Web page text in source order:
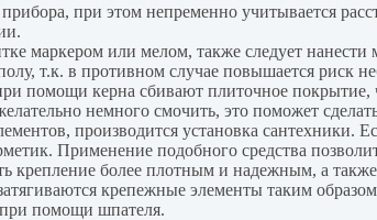
при этом непременно учитывается
маркером или мелом, также следует нанести
т.к. в противном случае повышается риск
помощи керна сбивают плиточное покрытие,
немного смочить, это поможет
производится установка сантехники.
Применение подобного средства
крепление более плотным и надежным, а
крепежные элементы таким
при помощи шпателя.